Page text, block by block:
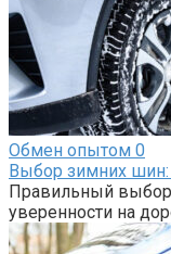
Обмен опытом 0
Выбор зимних шин:
Правильный выбор
уверенности на